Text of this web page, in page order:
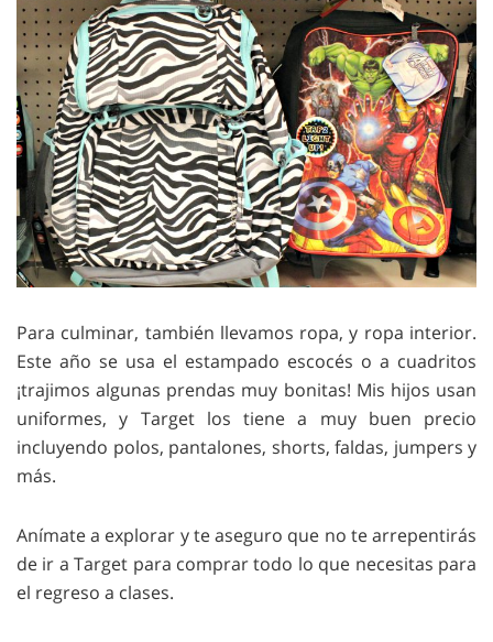
Para culminar, también llevamos ropa, y ropa interior.
Este año se usa el estampado escocés o a cuadritos
¡trajimos algunas prendas muy bonitas! Mis hijos usan
uniformes, y Target los tiene a muy buen precio
incluyendo polos, pantalones, shorts, faldas, jumpers y
más.
Anímate a explorar y te aseguro que no te arrepentirás
de ir a Target para comprar todo lo que necesitas para
el regreso a clases.